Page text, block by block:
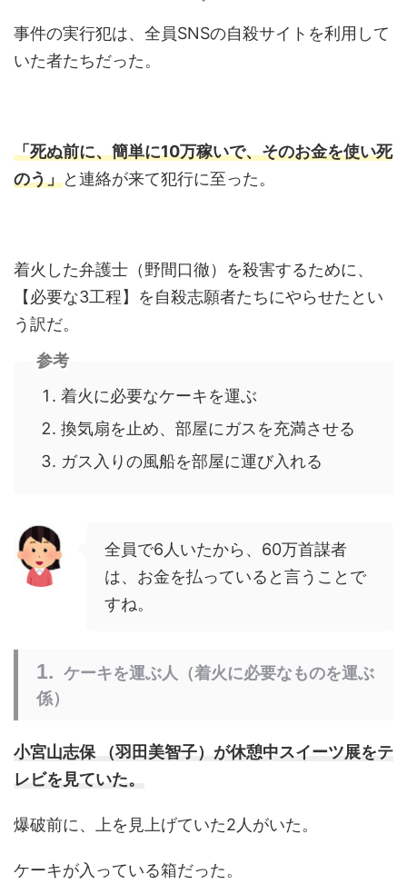
事件の実行犯は、全員SNSの自殺サイトを利用して
いた者たちだった。
「死ぬ前に、簡単に10万稼いで、そのお金を使い死
のう」と連絡が来て犯行に至った。
着火した弁護士（野間口徹）を殺害するために、
【必要な3工程】を自殺志願者たちにやらせたとい
う訳だ。
参考
着火に必要なケーキを運ぶ
換気扇を止め、部屋にガスを充満させる
ガス入りの風船を部屋に運び入れる
全員で6人いたから、60万首謀者
は、お金を払っていると言うことで
すね。
ケーキを運ぶ人（着火に必要なものを運ぶ
係）
小宮山志保 （羽田美智子）が休憩中スイーツ展をテ
レビを見ていた。
爆破前に、上を見上げていた2人がいた。
ケーキが入っている箱だった。